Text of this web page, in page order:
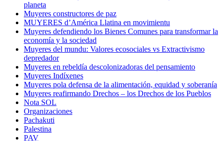
planeta
Muyeres constructores de paz
MUYERES d’América Llatina en movimientu
Muyeres defendiendo los Bienes Comunes para transformar la
economía y la sociedad
Muyeres del mundu: Valores ecosociales vs Extractivismo
depredador
Muyeres en rebeldía descolonizadoras del pensamiento
Muyeres Indíxenes
Muyeres pola defensa de la alimentación, equidad y soberanía
Muyeres reafirmando Drechos – los Drechos de los Pueblos
Nota SOL
Organizaciones
Pachakuti
Palestina
PAV